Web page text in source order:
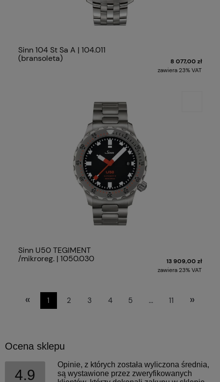
Sinn 104 St Sa A | 104.011
(bransoleta)
8 077,00 zł
zawiera 23% VAT
Sinn U50 TEGIMENT
/mikroreg. | 1050.030
13 909,00 zł
zawiera 23% VAT
« 1 2 3 4 5 ... 11 »
Ocena sklepu
4.9
Opinie, z których została wyliczona średnia,
są wystawione przez zweryfikowanych